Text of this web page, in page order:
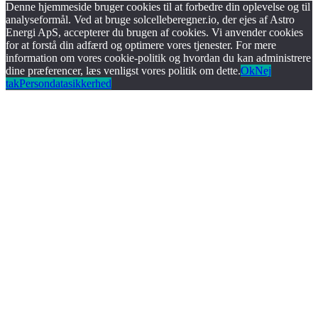
Denne hjemmeside bruger cookies til at forbedre din oplevelse og til
analyseformål. Ved at bruge solcelleberegner.io, der ejes af Astro
Energi ApS, accepterer du brugen af cookies. Vi anvender cookies
for at forstå din adfærd og optimere vores tjenester. For mere
information om vores cookie-politik og hvordan du kan administrere
dine præferencer, læs venligst vores politik om dette.OkNej
takPersondatasikkerhed